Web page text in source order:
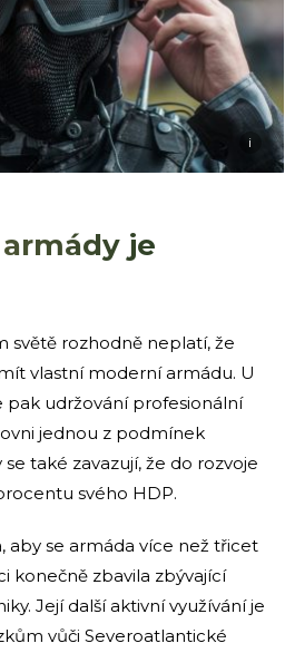
i
je
rozhodně neplatí, že
vlastní moderní armádu. U
pak udržování profesionální
jednou z podmínek
také zavazují, že do rozvoje
svého HDP.
aby se armáda více než třicet
konečně zbavila zbývající
Její další aktivní využívání je
vůči Severoatlantické